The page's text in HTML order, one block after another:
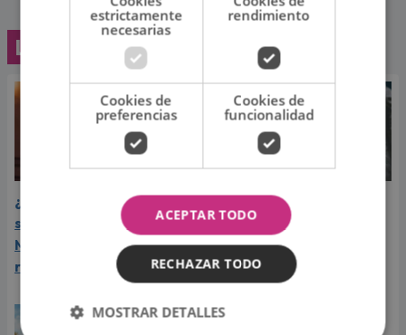
Lo último
¿Greeicy espera a su
segundo hijo? Video de
Mike Bahía desata
rumores
Laura Pausini reveló cuál
de sus éxitos es su
favorito y sorprendió a
sus seguidores
estrictamente
necesarias
rendimiento
Cookies de
preferencias
Cookies de
funcionalidad
ACEPTAR TODO
RECHAZAR TODO
MOSTRAR DETALLES